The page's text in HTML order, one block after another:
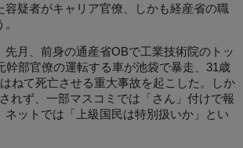
容疑者がキャリア官僚、しかも経産省の職
月、前身の通産省OBで工業技術院のトッ
幹部官僚の運転する車が池袋で暴走、31歳
ねて死亡させる重大事故を起こした。しか
れず、一部マスコミでは「さん」付けで報
ネットでは「上級国民は特別扱いか」とい